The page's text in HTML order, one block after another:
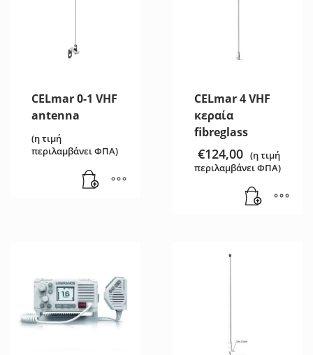
CELmar 0-1 VHF
antenna
(η τιμή
περιλαμβάνει ΦΠΑ)
CELmar 4 VHF
κεραία
fibreglass
€124,00 (η τιμή
περιλαμβάνει ΦΠΑ)